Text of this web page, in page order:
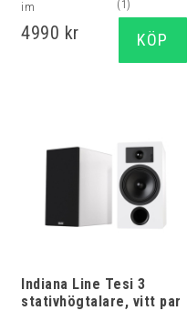
im...
(1)
4990 kr KÖP
Indiana Line Tesi 3
stativhögtalare, vitt par